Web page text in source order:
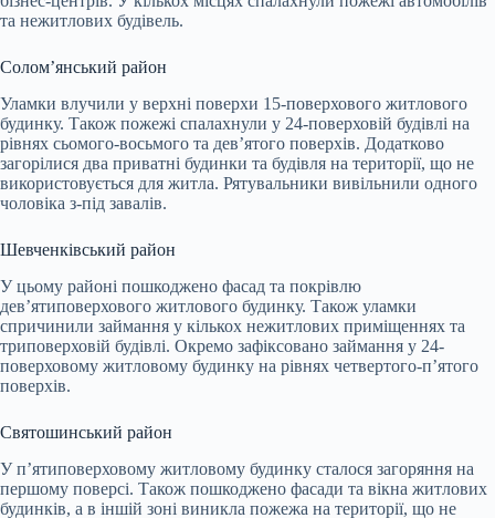
та нежитлових будівель.
Солом’янський район
Уламки влучили у верхні поверхи 15-поверхового житлового
будинку. Також пожежі спалахнули у 24-поверховій будівлі на
рівнях сьомого-восьмого та дев’ятого поверхів. Додатково
загорілися два приватні будинки та будівля на території, що не
використовується для житла. Рятувальники вивільнили одного
чоловіка з-під завалів.
Шевченківський район
У цьому районі пошкоджено фасад та покрівлю
дев’ятиповерхового житлового будинку. Також уламки
спричинили займання у кількох нежитлових приміщеннях та
триповерховій будівлі. Окремо зафіксовано займання у 24-
поверховому житловому будинку на рівнях четвертого-п’ятого
поверхів.
Святошинський район
У п’ятиповерховому житловому будинку сталося загоряння на
першому поверсі. Також пошкоджено фасади та вікна житлових
будинків, а в іншій зоні виникла пожежа на території, що не